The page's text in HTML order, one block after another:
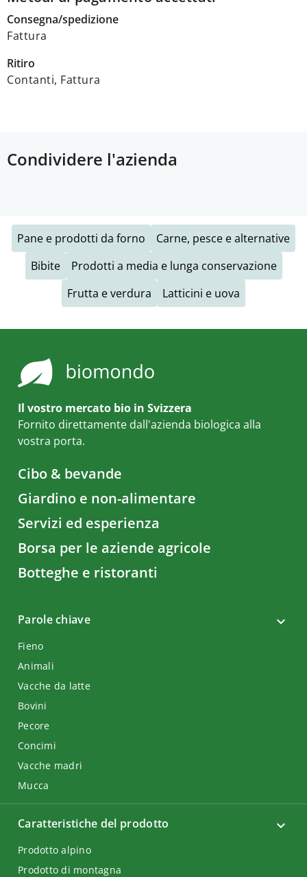
Consegna/spedizione
Fattura
Ritiro
Contanti, Fattura
Condividere l'azienda
Pane e prodotti da forno
Carne, pesce e alternative
Bibite
Prodotti a media e lunga conservazione
Frutta e verdura
Latticini e uova
Il vostro mercato bio in Svizzera
Fornito direttamente dall'azienda biologica alla
vostra porta.
Cibo & bevande
Giardino e non-alimentare
Servizi ed esperienza
Borsa per le aziende agricole
Botteghe e ristoranti
Parole chiave
Fieno
Animali
Vacche da latte
Bovini
Pecore
Concimi
Vacche madri
Mucca
Caratteristiche del prodotto
Prodotto alpino
Prodotto di montagna